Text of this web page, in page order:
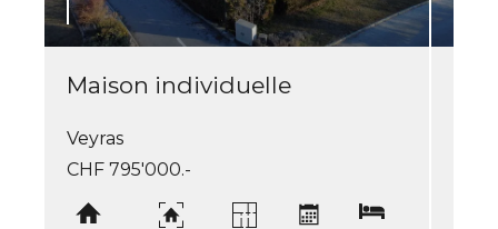
Maison individuelle
Veyras
CHF 795'000.-